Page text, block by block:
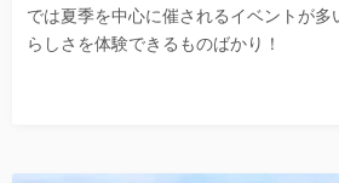
では夏季を中心に催されるイベントが多
らしさを体験できるものばかり！